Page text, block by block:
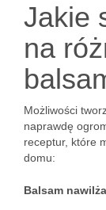
Jakie
na
Możliwości
naprawdę
receptur, które
domu:
Balsam